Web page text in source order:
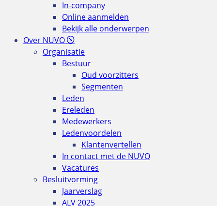
In-company
Online aanmelden
Bekijk alle onderwerpen
Over NUVO
Organisatie
Bestuur
Oud voorzitters
Segmenten
Leden
Ereleden
Medewerkers
Ledenvoordelen
Klantenvertellen
In contact met de NUVO
Vacatures
Besluitvorming
Jaarverslag
ALV 2025